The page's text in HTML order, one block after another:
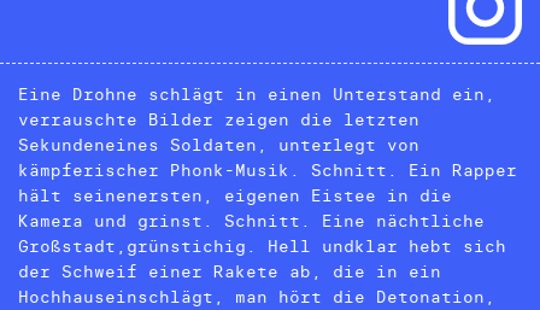
Eine Drohne schlägt in einen Unterstand ein,
verrauschte Bilder zeigen die letzten
Sekundeneines Soldaten, unterlegt von
kämpferischer Phonk-Musik. Schnitt. Ein Rapper
hält seinenersten, eigenen Eistee in die
Kamera und grinst. Schnitt. Eine nächtliche
Großstadt,grünstichig. Hell undklar hebt sich
der Schweif einer Rakete ab, die in ein
Hochhauseinschlägt, man hört die Detonation,